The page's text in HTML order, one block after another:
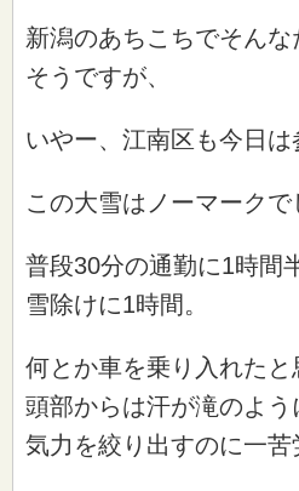
新潟のあちこちでそん
そうですが、
いやー、江南区も今日は
この大雪はノーマークで
普段30分の通勤に1時間
雪除けに1時間。
何とか車を乗り入れた
頭部からは汗が滝のよ
気力を絞り出すのに一苦